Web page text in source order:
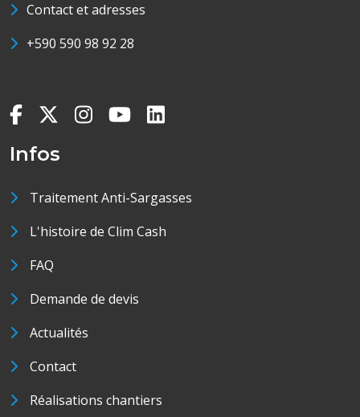
Contact et adresses
+590 590 98 92 28
Infos
Traitement Anti-Sargasses
L'histoire de Clim Cash
FAQ
Demande de devis
Actualités
Contact
Réalisations chantiers